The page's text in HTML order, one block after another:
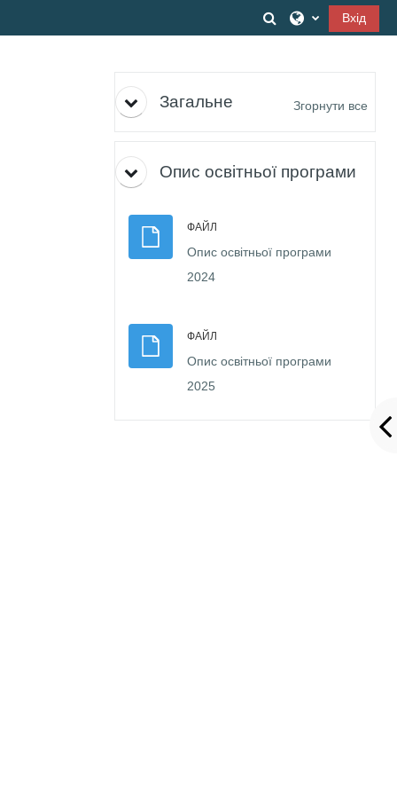
Переключити
Вхід
Структура за темами
Загальне Згорнути все
Опис освітньої програми
ФАЙЛ
Опис освітньої програми
2024Файл
ФАЙЛ
Опис освітньої програми
2025Файл